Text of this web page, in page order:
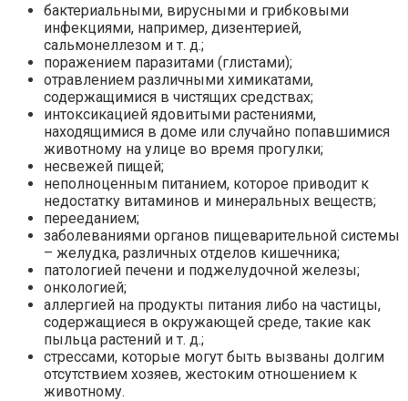
бактериальными, вирусными и грибковыми
инфекциями, например, дизентерией,
сальмонеллезом и т. д.;
поражением паразитами (глистами);
отравлением различными химикатами,
содержащимися в чистящих средствах;
интоксикацией ядовитыми растениями,
находящимися в доме или случайно попавшимися
животному на улице во время прогулки;
несвежей пищей;
неполноценным питанием, которое приводит к
недостатку витаминов и минеральных веществ;
перееданием;
заболеваниями органов пищеварительной системы
– желудка, различных отделов кишечника;
патологией печени и поджелудочной железы;
онкологией;
аллергией на продукты питания либо на частицы,
содержащиеся в окружающей среде, такие как
пыльца растений и т. д.;
стрессами, которые могут быть вызваны долгим
отсутствием хозяев, жестоким отношением к
животному.